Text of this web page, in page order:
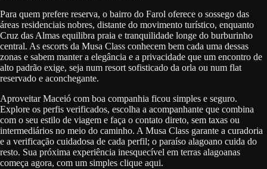
Para quem prefere reserva, o bairro do Farol oferece o sossego das
áreas residenciais nobres, distante do movimento turístico, enquanto
Cruz das Almas equilibra praia e tranquilidade longe do burburinho
central. As escorts da Musa Class conhecem bem cada uma dessas
zonas e sabem manter a elegância e a privacidade que um encontro de
alto padrão exige, seja num resort sofisticado da orla ou num flat
reservado e aconchegante.
Aproveitar Maceió com boa companhia ficou simples e seguro.
Explore os perfis verificados, escolha a acompanhante que combina
com o seu estilo de viagem e faça o contato direto, sem taxas ou
intermediários no meio do caminho. A Musa Class garante a curadoria
e a verificação cuidadosa de cada perfil; o paraíso alagoano cuida do
resto. Sua próxima experiência inesquecível em terras alagoanas
começa agora, com um simples clique aqui.